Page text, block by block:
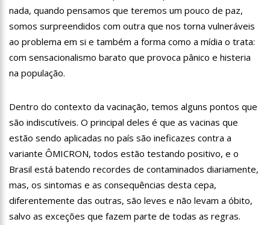
de outros artistas mortos vira réu
11:28
Casal é surpreendido com gravidez de sêxtuplos e pai ‘passa
mal’
11:22 UEA e Sejusc lançam cursos de capacitação para
atendimento a Pessoas com Deficiência
11:09 Bruna Biancardi ganha mimo de R$ 820 de Neymar: ‘Se fez
à população idosa da zona oeste
14:25 Confira quais bairros de Manaus ficarão sem energia nesta
segunda-feira (15)
14:17 Motoristas de aplicativo entram em greve em todo o Brasil
14:10
Após matar colegas, policial grava vídeo: “Te vejo no inferno”;
assista
Jovem sofre queimaduras de 1º grau no rosto após celular
explodir
nada, quando pensamos que teremos um pouco de paz,
somos surpreendidos com outra que nos torna vulneráveis
ao problema em si e também a forma como a mídia o trata:
com sensacionalismo barato que provoca pânico e histeria
na população.
Dentro do contexto da vacinação, temos alguns pontos que
são indiscutíveis. O principal deles é que as vacinas que
estão sendo aplicadas no país são ineficazes contra a
variante ÔMICRON, todos estão testando positivo, e o
Brasil está batendo recordes de contaminados diariamente,
mas, os sintomas e as consequências desta cepa,
diferentemente das outras, são leves e não levam a óbito,
salvo as exceções que fazem parte de todas as regras.